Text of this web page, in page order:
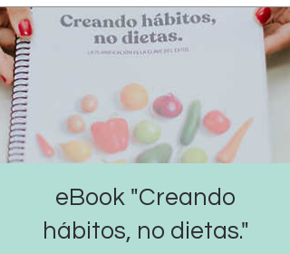
eBook "Creando
hábitos, no dietas."